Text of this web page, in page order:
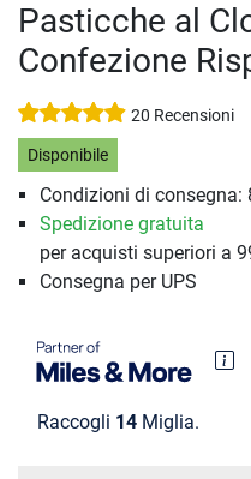
Pasticche al
Confezione
20 Recensioni
Disponibile
Condizioni di consegna:
Spedizione gratuita
per acquisti superiori a
Consegna per UPS
Raccogli 14 Miglia.